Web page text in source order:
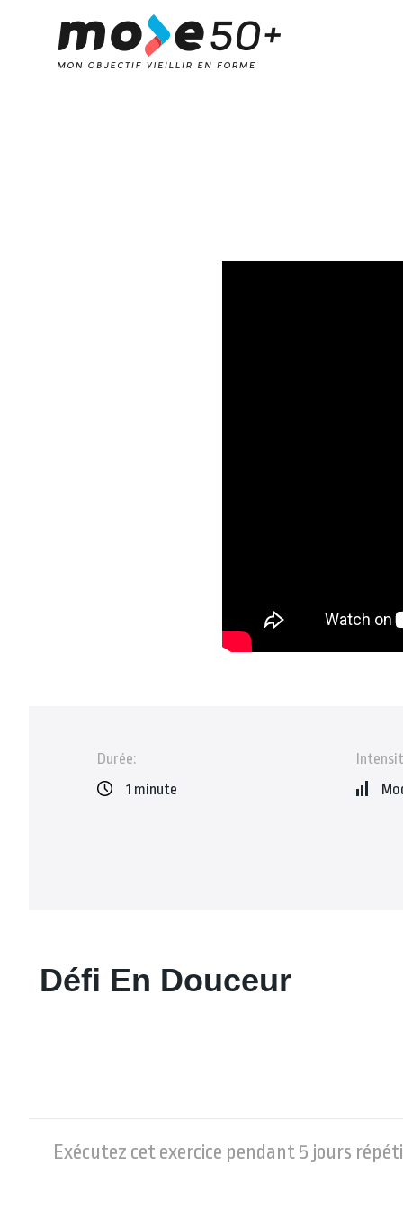
Durée:
1 minute
Défi En Douceur
Exécutez cet exercice pendant 5 jours